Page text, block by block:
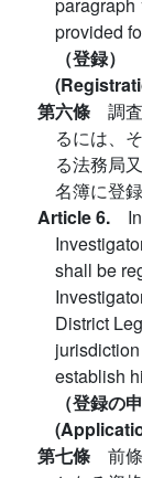
paragraph
provided
（登録）
第六條 調
るには、
る法務局
名簿に登
Article 6.
shall be
District
establish
（登録の
第七條 前